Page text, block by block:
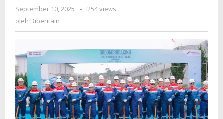
Digelar
di
Ulubelu
September 10, 2025
oleh
-
254 views
oleh Diberitain